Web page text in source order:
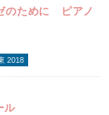
のために ピアノ
2018
ル